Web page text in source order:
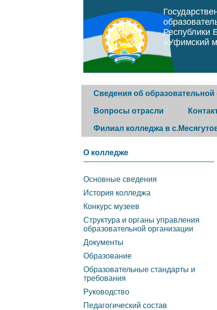
Республики
«Уфимский
Сведения об образовательной
Основные сведения
Конкурс музеев
Структура и органы
управления
образовательной
организации
Документы
Вопросы отрасли
Программа "Земский
Постановление
правительства Республики
Башкортостан №455 от
30.07.2019г.
Горячая
Карта
Филиал колледжа в
О колледже
Основные сведения
История колледжа
Конкурс музеев
Структура и органы управления
образовательной организации
Документы
Образование
Образовательные стандарты и
требования
Руководство
Педагогический состав